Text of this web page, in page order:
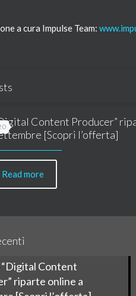
a cura Impulse Team:
Content Producer”
[Scopri l’offerta]
Read more
“Digital Content
riparte online a